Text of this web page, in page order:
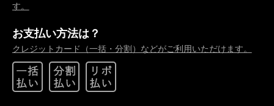
す。
お支払い方法は？
クレジットカード（一括・分割）などがご利用いただけます。